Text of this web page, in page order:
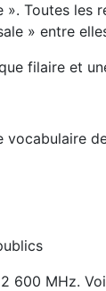
Toutes les
» entre
filaire et
600 MHz.